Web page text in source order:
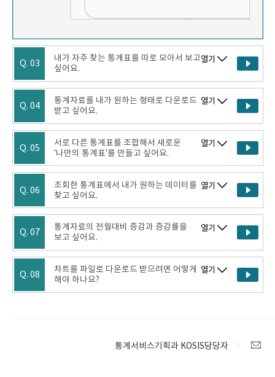
Q. 03
내가 자주 찾는 통계표를 따로 모아서 보고
싶어요.
열기
Q. 04
통계자료를 내가 원하는 형태로 다운로드
받고 싶어요.
열기
Q. 05
서로 다른 통계표를 조합해서 새로운
'나만의 통계표'를 만들고 싶어요.
열기
Q. 06
조회한 통계표에서 내가 원하는 데이터를
찾고 싶어요.
열기
Q. 07
통계자료의 전월대비 증감과 증감률을
보고 싶어요.
열기
Q. 08
차트를 파일로 다운로드 받으려면 어떻게
해야 하나요?
열기
통계서비스기획과 KOSIS담당자